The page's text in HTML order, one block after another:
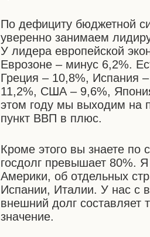
По дефициту бюджетной
уверенно занимаем
У лидера европейской
Еврозоне – минус 6,2%.
Греция – 10,8%, Испания
11,2%, США – 9,6%,
этом году мы выходим на
пункт ВВП в плюс.
Кроме этого вы знаете по
госдолг превышает 80%.
Америки, об отдельных
Испании, Италии. У нас с
внешний долг составляет
значение.